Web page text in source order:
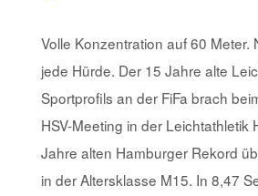
Volle Konzentration auf 60 Meter.
jede Hürde. Der 15 Jahre alte
Sportprofils an der FiFa brach
HSV-Meeting in der Leichtathletik
Jahre alten Hamburger Rekord
in der Altersklasse M15. In 8,47